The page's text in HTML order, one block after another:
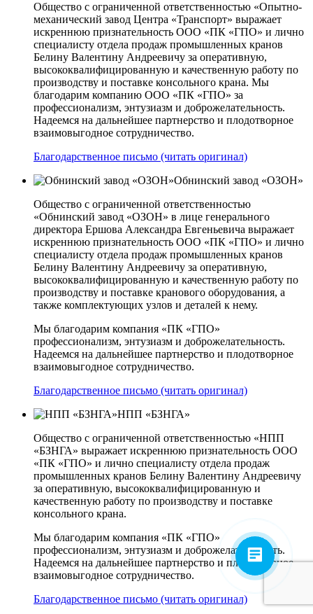
Общество с ограниченной ответственностью «Опытно-
механический завод Центра «Транспорт» выражает
искреннюю признательность ООО «ПК «ГПО» и лично
специалисту отдела продаж промышленных кранов
Белину Валентину Андреевичу за оперативную,
высококвалифицированную и качественную работу по
производству и поставке консольного крана. Мы
благодарим компанию ООО «ПК «ГПО» за
профессионализм, энтузиазм и доброжелательность.
Надеемся на дальнейшее партнерство и плодотворное
взаимовыгодное сотрудничество.
Благодарственное письмо (читать оригинал)
Обнинский завод «ОЗОН»
Общество с ограниченной ответственностью
«Обнинский завод «ОЗОН» в лице генерального
директора Ершова Александра Евгеньевича выражает
искреннюю признательность ООО «ПК «ГПО» и лично
специалисту отдела продаж промышленных кранов
Белину Валентину Андреевичу за оперативную,
высококвалифицированную и качественную работу по
производству и поставке кранового оборудования, а
также комплектующих узлов и деталей к нему.
Мы благодарим компания «ПК «ГПО»
профессионализм, энтузиазм и доброжелательность.
Надеемся на дальнейшее партнерство и плодотворное
взаимовыгодное сотрудничество.
Благодарственное письмо (читать оригинал)
НПП «БЗНГА»
Общество с ограниченной ответственностью «НПП
«БЗНГА» выражает искреннюю признательность ООО
«ПК «ГПО» и лично специалисту отдела продаж
промышленных кранов Белину Валентину Андреевичу
за оперативную, высококвалифицированную и
качественную работу по производству и поставке
консольного крана.
Мы благодарим компания «ПК «ГПО»
профессионализм, энтузиазм и доброжелательность.
Надеемся на дальнейшее партнерство и плодотворное
взаимовыгодное сотрудничество.
Благодарственное письмо (читать оригинал)